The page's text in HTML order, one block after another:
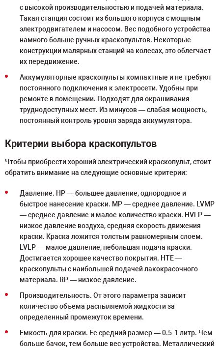
с высокой производительностью и подачей материала.
Такая станция состоит из большого корпуса с мощным
электродвигателем и насосом. Вес подобного устройства
намного больше ручных краскопультов. Некоторые
конструкции малярных станций на колесах, это облегчает
их передвижение.
Аккумуляторные краскопульты компактные и не требуют
постоянного подключения к электросети. Удобны при
ремонте в помещении. Подходят для окрашивания
труднодоступных мест. Из минусов — слабая мощность,
постоянный контроль уровня заряда аккумулятора.
Критерии выбора краскопультов
Чтобы приобрести хороший электрический краскопульт, стоит
обратить внимание на следующие основные критерии:
Давление. HP — большее давление, однородное и
быстрое нанесение краски. MP — среднее давление. LVMP
— среднее давление и малое количество краски. HVLP —
низкое давление воздуха, средняя скорость движения
краски. Краска ложится толстым равномерным слоем.
LVLP — малое давление, небольшая подача краски.
Достигается хорошее качество покрытия. HTE —
краскопульты с наибольшей подачей лакокрасочного
материала. RP — низкое давление.
Производительность. От этого параметра зависит
количество объема распыляемой жидкости за
определенный промежуток времени.
Емкость для краски. Ее средний размер — 0.5-1 литр. Чем
больше бачок, тем больше вес устройства. Металлический